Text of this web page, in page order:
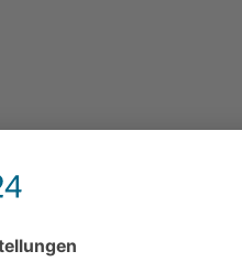
Langhauses sowie
Tür- und
Leimfarbe auf einem
In diesen